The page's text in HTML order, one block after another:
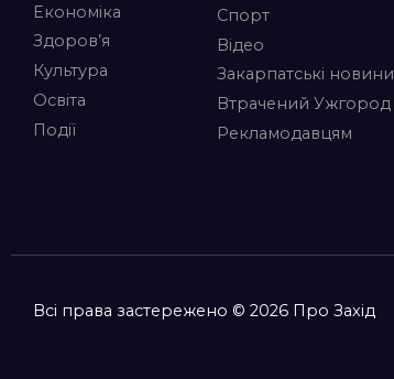
Економіка
Здоров’я
Культура
Освіта
Події
Спорт
Відео
Закарпатські новини
Втрачений Ужгород
Рекламодавцям
Всі права застережено © 2026 Про Захід